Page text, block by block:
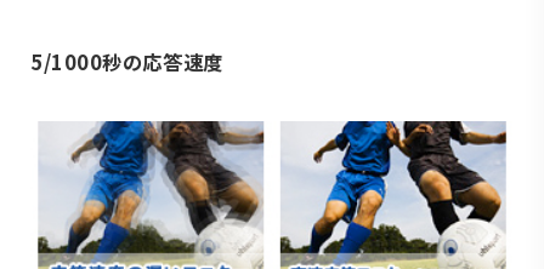
5/1000秒の応答速度